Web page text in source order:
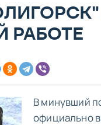
РАБОТЕ
В минувший
официально